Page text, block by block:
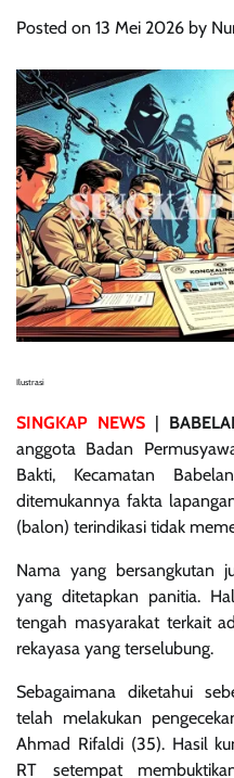
Posted on 13 Mei 2026 by
Ilustrasi
SINGKAP NEWS |
anggota Badan
Bakti, Kecamatan
ditemukannya fakta
(balon) terindikasi tidak
Nama yang bersangkutan
yang ditetapkan panitia.
tengah masyarakat terkait
rekayasa yang terselubung.
Sebagaimana diketahui
telah melakukan
Ahmad Rifaldi (35). Hasil
RT setempat